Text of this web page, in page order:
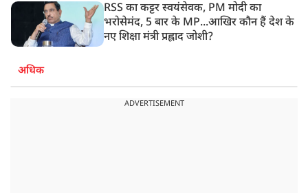
RSS का कट्टर स्वयंसेवक, PM मोदी का
भरोसेमंद, 5 बार के MP...आखिर कौन हैं देश के
नए शिक्षा मंत्री प्रह्लाद जोशी?
अधिक
ADVERTISEMENT